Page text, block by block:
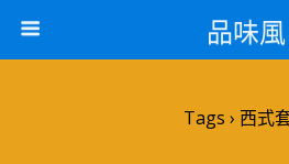
品味風
Tags › 西式